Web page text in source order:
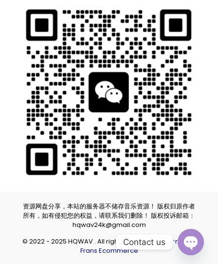
资源网盘分享，本站的服务器不储存音乐资源！ 版权归原作者
所有，如有侵犯您的权益，请联系我们删除！ 版权投诉邮箱：
hqwav24k@gmail.com
© 2022 - 2025 HQWAV . All rights reserved.Powered by
Frans Ecommerce
Contact us